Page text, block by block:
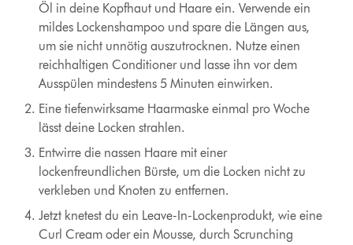
Öl in deine Kopfhaut und Haare ein. Verwende ein
mildes Lockenshampoo und spare die Längen aus,
um sie nicht unnötig auszutrocknen. Nutze einen
reichhaltigen Conditioner und lasse ihn vor dem
Ausspülen mindestens 5 Minuten einwirken.
Eine tiefenwirksame Haarmaske einmal pro Woche
lässt deine Locken strahlen.
Entwirre die nassen Haare mit einer
lockenfreundlichen Bürste, um die Locken nicht zu
verkleben und Knoten zu entfernen.
Jetzt knetest du ein Leave-In-Lockenprodukt, wie eine
Curl Cream oder ein Mousse, durch Scrunching